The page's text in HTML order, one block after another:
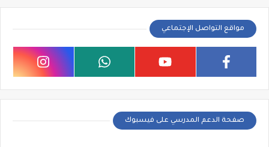
مواقع التواصل الإجتماعي
صفحة الدعم المدرسي على فيسبوك